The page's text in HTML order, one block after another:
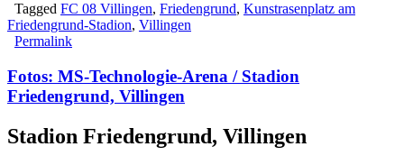
Tagged FC 08 Villingen, Friedengrund, Kunstrasenplatz am
Friedengrund-Stadion, Villingen
Permalink
Fotos: MS-Technologie-Arena / Stadion
Friedengrund, Villingen
Stadion Friedengrund, Villingen